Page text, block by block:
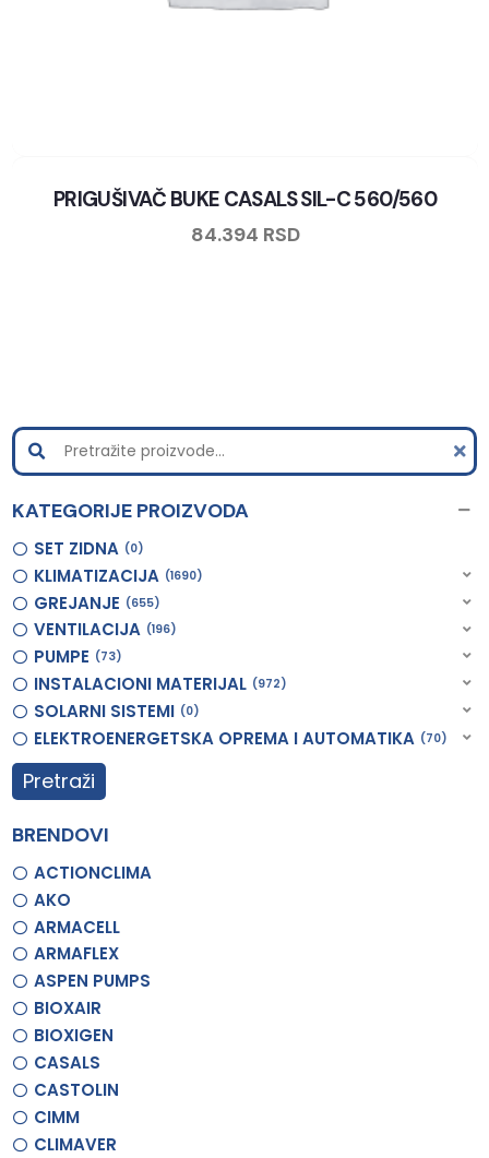
PRIGUŠIVAČ BUKE CASALS SIL-C 560/560
84.394 RSD
KATEGORIJE PROIZVODA
SET ZIDNA 0
KLIMATIZACIJA 1690
GREJANJE 655
VENTILACIJA 196
PUMPE 73
INSTALACIONI MATERIJAL 972
SOLARNI SISTEMI 0
ELEKTROENERGETSKA OPREMA I AUTOMATIKA 70
Pretraži
BRENDOVI
ACTIONCLIMA
AKO
ARMACELL
ARMAFLEX
ASPEN PUMPS
BIOXAIR
BIOXIGEN
CASALS
CASTOLIN
CIMM
CLIMAVER